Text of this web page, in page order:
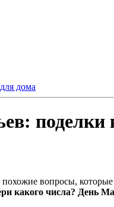
дома
вопросы,
какого числа? День